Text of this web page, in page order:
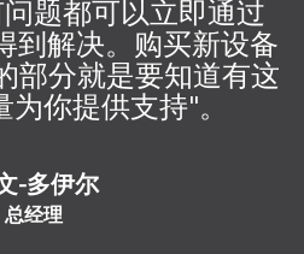
题都可以立即通过
到解决。购买新设备
部分就是要知道有这
你提供支持"。
-多伊尔
总经理